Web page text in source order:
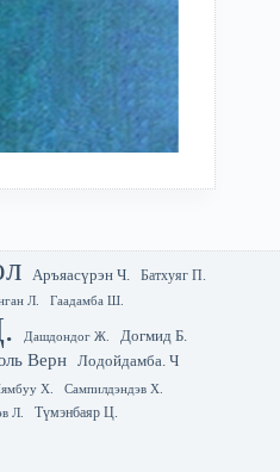
Аръяасүрэн Ч. Батхуяг П.
Л. Гаадамба Ш.
Дашдондог Ж.
Догмид Б.
Верн Лодойдамба. Ч
Х. Сампилдэндэв Х.
Л. Түмэнбаяр Ц.